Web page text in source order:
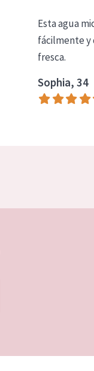
Esta agua
fácilmente y
fresca.
Sophia, 34